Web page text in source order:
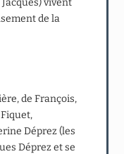
vivent
de la
de François,
Déprez (les
Déprez et se